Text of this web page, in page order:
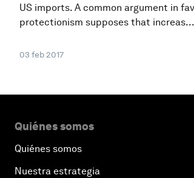
US imports. A common argument in
protectionism supposes that increas...
03 feb 2017
Quiénes somos
Quiénes somos
Nuestra estrategia